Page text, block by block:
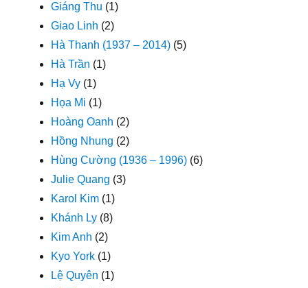
Giáng Thu (1)
Giao Linh (2)
Hà Thanh (1937 – 2014) (5)
Hà Trần (1)
Hạ Vy (1)
Họa Mi (1)
Hoàng Oanh (2)
Hồng Nhung (2)
Hùng Cường (1936 – 1996) (6)
Julie Quang (3)
Karol Kim (1)
Khánh Ly (8)
Kim Anh (2)
Kyo York (1)
Lệ Quyên (1)